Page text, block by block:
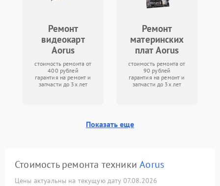
Ремонт
видеокарт
Aorus
стоимость ремонта от
400 рублей
гарантия на ремонт и
запчасти до 3х лет
Ремонт
материнских
плат Aorus
стоимость ремонта от
90 рублей
гарантия на ремонт и
запчасти до 3х лет
Показать еще
Стоимость ремонта техникиAorus
Цены актуальны на текущую дату 07.08.2026